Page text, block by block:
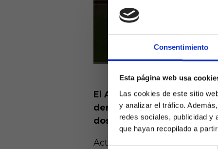
Consentimiento
Esta página web usa
Las cookies de este sitio
y analizar el tráfico.
redes sociales, publicidad y
que hayan recopilado a
El Athletic Club es uno de
derrota en la primera
dos jornadas
Actualmente son cuartos